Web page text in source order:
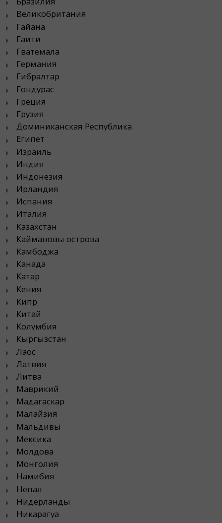
Великобритания
Гайана
Гаити
Гватемала
Германия
Гибралтар
Гондурас
Греция
Грузия
Доминиканская Республика
Египет
Израиль
Индия
Индонезия
Ирландия
Испания
Италия
Казахстан
Каймановы острова
Камбоджа
Канада
Катар
Кения
Кипр
Китай
Колумбия
Кыргызстан
Лаос
Латвия
Литва
Маврикий
Мадагаскар
Малайзия
Мальдивы
Мексика
Молдова
Монголия
Намибия
Непал
Нидерланды
Никарагуа